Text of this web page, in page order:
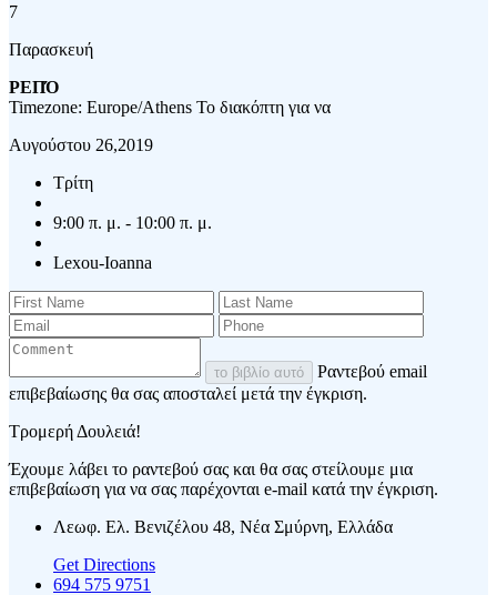
7
Παρασκευή
ΡΕΠΌ
Timezone: Europe/Athens Το διακόπτη για να
Αυγούστου 26,2019
Τρίτη
9:00 π. μ. - 10:00 π. μ.
Lexou-Ioanna
το βιβλίο αυτό
Ραντεβού email
επιβεβαίωσης θα σας αποσταλεί μετά την έγκριση.
Τρομερή Δουλειά!
Έχουμε λάβει το ραντεβού σας και θα σας στείλουμε μια
επιβεβαίωση για να σας παρέχονται e-mail κατά την έγκριση.
Λεωφ. Ελ. Βενιζέλου 48, Νέα Σμύρνη, Ελλάδα
Get Directions
694 575 9751